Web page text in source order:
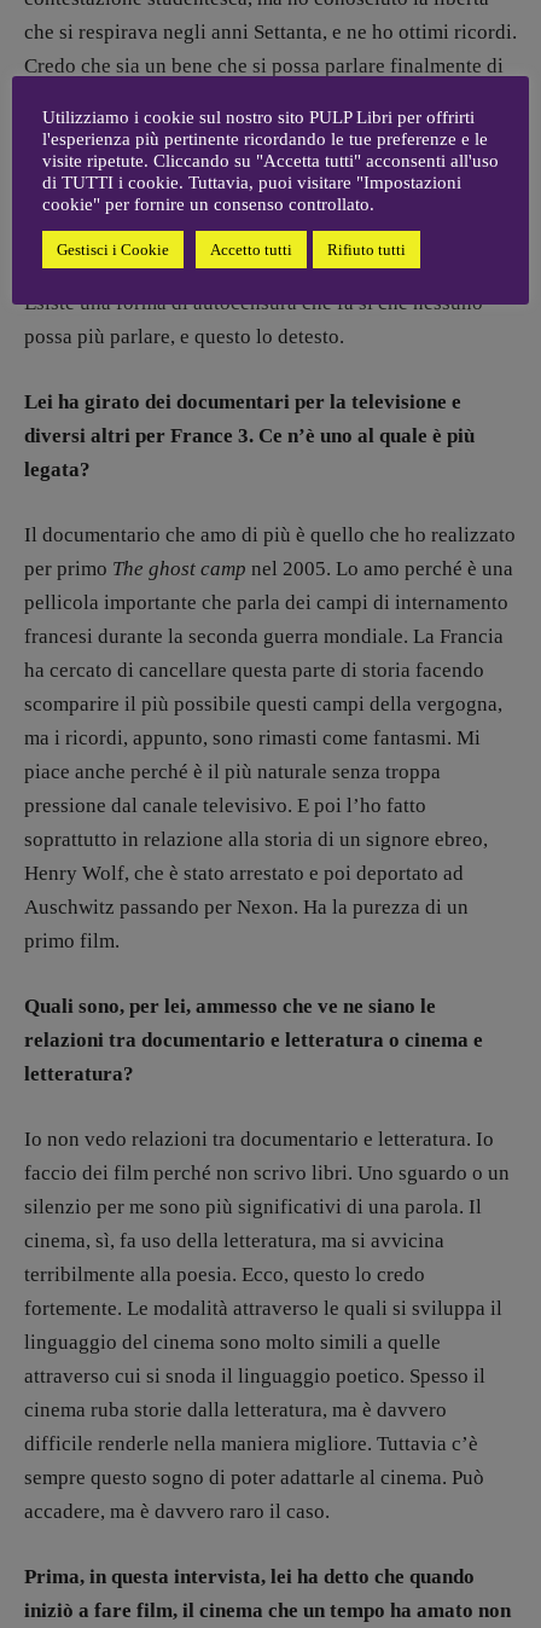
che si respirava negli anni Settanta, e ne ho ottimi ricordi.
Credo che sia un bene che si possa parlare finalmente di
caccia alle streghe e il clima di puritanesimo che prevale
oggi. Già a quel tempo per Pier Paolo era diventato
praticamente impossibile fare un film. Tutti i suoi film
sono politicamente scorretti e oggi non ne avrebbe fatto
nemmeno uno, néSalò, néIl fiore delle mille e una notte
Esiste una forma di autocensura che fa sì che nessuno
possa più parlare, e questo lo detesto.
Lei ha girato dei documentari per la televisione e
diversi altri per France 3. Ce n’è uno al quale è più
legata?
Il documentario che amo di più è quello che ho realizzato
per primo The ghost camp nel 2005. Lo amo perché è una
pellicola importante che parla dei campi di internamento
francesi durante la seconda guerra mondiale. La Francia
ha cercato di cancellare questa parte di storia facendo
scomparire il più possibile questi campi della vergogna,
ma i ricordi, appunto, sono rimasti come fantasmi. Mi
piace anche perché è il più naturale senza troppa
pressione dal canale televisivo. E poi l’ho fatto
soprattutto in relazione alla storia di un signore ebreo,
Henry Wolf, che è stato arrestato e poi deportato ad
Auschwitz passando per Nexon. Ha la purezza di un
primo film.
Quali sono, per lei, ammesso che ve ne siano le
relazioni tra documentario e letteratura o cinema e
letteratura?
Io non vedo relazioni tra documentario e letteratura. Io
faccio dei film perché non scrivo libri. Uno sguardo o un
silenzio per me sono più significativi di una parola. Il
cinema, sì, fa uso della letteratura, ma si avvicina
terribilmente alla poesia. Ecco, questo lo credo
fortemente. Le modalità attraverso le quali si sviluppa il
linguaggio del cinema sono molto simili a quelle
attraverso cui si snoda il linguaggio poetico. Spesso il
cinema ruba storie dalla letteratura, ma è davvero
difficile renderle nella maniera migliore. Tuttavia c’è
sempre questo sogno di poter adattarle al cinema. Può
accadere, ma è davvero raro il caso.
Prima, in questa intervista, lei ha detto che quando
iniziò a fare film, il cinema che un tempo ha amato non
Utilizziamo i cookie sul nostro sito PULP Libri per offrirti
l'esperienza più pertinente ricordando le tue preferenze e le
visite ripetute. Cliccando su "Accetta tutti" acconsenti all'uso
di TUTTI i cookie. Tuttavia, puoi visitare "Impostazioni
cookie" per fornire un consenso controllato.
Gestisci i Cookie Accetto tutti Rifiuto tutti